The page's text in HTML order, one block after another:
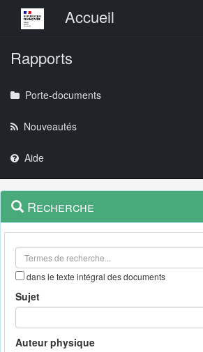
Menu principalAccueil
Rapports
Porte-documents
Nouveautés
Aide
Navigation
outils
Menu
contextuel
Recherche
dans le texte intégral des documents
Sujet
Auteur physique